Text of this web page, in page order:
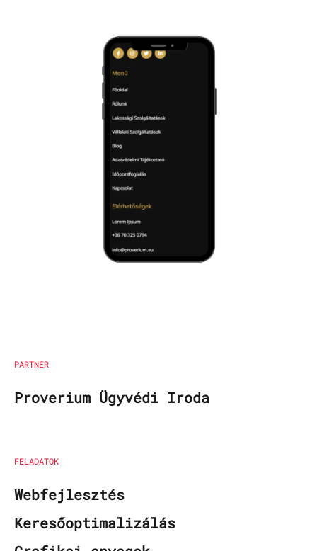
PARTNER
Proverium Ügyvédi Iroda
FELADATOK
Webfejlesztés
Keresőoptimalizálás